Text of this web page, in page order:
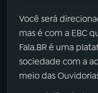
Você será
mas é com a EBC
Fala.BR é uma
sociedade com a
meio das